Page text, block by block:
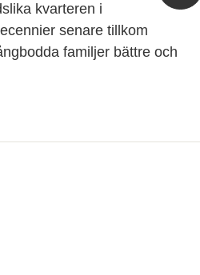
kvarteren i
senare tillkom
familjer bättre och